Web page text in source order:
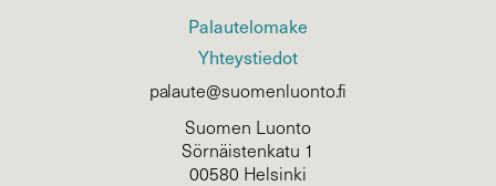
Palautelomake
Yhteystiedot
palaute@suomenluonto.fi
Suomen Luonto
Sörnäistenkatu 1
00580 Helsinki